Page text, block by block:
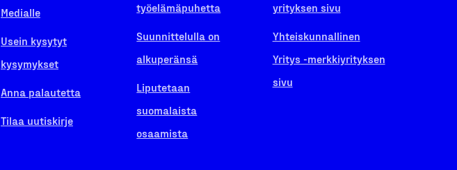
Medialle
Usein kysytyt
kysymykset
Anna palautetta
Tilaa uutiskirje
työelämäpuhetta
Suunnittelulla on
alkuperänsä
Liputetaan
suomalaista
osaamista
yrityksen sivu
Yhteiskunnallinen
Yritys -merkkiyrityksen
sivu